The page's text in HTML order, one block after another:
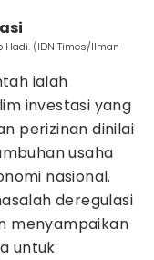
Hadi. (IDN Times/Ilman
ialah
investasi yang
perizinan dinilai
usaha
nasional.
deregulasi
menyampaikan
untuk